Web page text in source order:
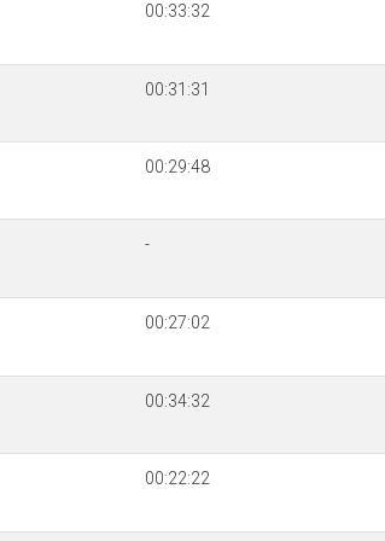
00:33:32
00:31:31
00:29:48
-
00:27:02
00:34:32
00:22:22